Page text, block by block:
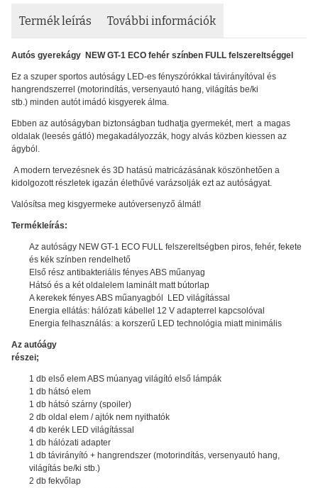
Termék leírás További információk
Autós gyerekágy NEW GT-1 ECO fehér színben FULL felszereltséggel
Ez a szuper sportos autóságy LED-es fényszórókkal távirányítóval és
hangrendszerrel (motorindítás, versenyautó hang, világítás be/ki
stb.) minden autót imádó kisgyerek álma.
Ebben az autóságyban biztonságban tudhatja gyermekét, mert a magas
oldalak (leesés gátló) megakadályozzák, hogy alvás közben kiessen az
ágyból.
A modern tervezésnek és 3D hatású matricázásának köszönhetően a
kidolgozott részletek igazán élethűvé varázsolják ezt az autóságyat.
Valósítsa meg kisgyermeke autóversenyző álmát!
Termékleírás:
Az autóságy NEW GT-1 ECO FULL felszereltségben piros, fehér, fekete
és kék színben rendelhető
Első rész antibakteriális fényes ABS műanyag
Hátsó és a két oldalelem laminált matt bútorlap
A kerekek fényes ABS műanyagból LED világítással
Energia ellátás: hálózati kábellel 12 V adapterrel kapcsolóval
Energia felhasználás: a korszerű LED technológia miatt minimális
Az autóágy
részei;
1 db első elem ABS múanyag világító első lámpák
1 db hátsó elem
1 db hátsó szárny (spoiler)
2 db oldal elem / ajtók nem nyithatók
4 db kerék LED világítással
1 db hálózati adapter
1 db távirányító + hangrendszer (motorindítás, versenyautó hang,
világítás be/ki stb.)
2 db fekvőlap